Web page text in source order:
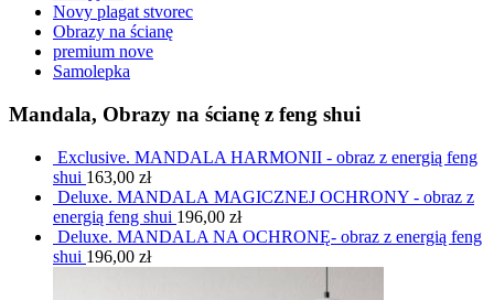
Novy plagat stvorec
Obrazy na ścianę
premium nove
Samolepka
Mandala, Obrazy na ścianę z feng shui
Exclusive. MANDALA HARMONII - obraz z energią feng
shui 163,00 zł
Deluxe. MANDALA MAGICZNEJ OCHRONY - obraz z
energią feng shui 196,00 zł
Deluxe. MANDALA NA OCHRONĘ- obraz z energią feng
shui 196,00 zł